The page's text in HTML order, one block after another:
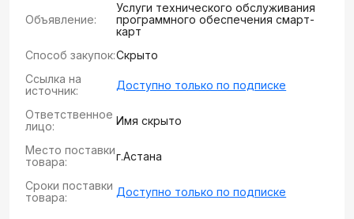
Объявление:
Услуги технического обслуживания
программного обеспечения смарт-
карт
Способ закупок:Скрыто
Ссылка на
источник:
Доступно только по подписке
Ответственное
лицо:
Имя скрыто
Место поставки
товара:
г.Астана
Сроки поставки
товара:
Доступно только по подписке